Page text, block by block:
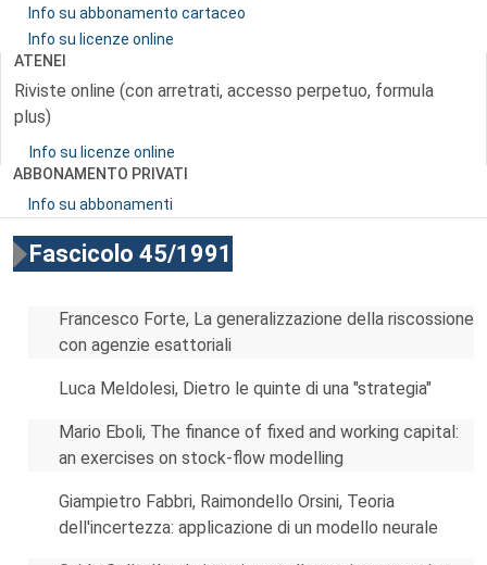
Info su abbonamento cartaceo
Info su licenze online
ATENEI
Riviste online (con arretrati, accesso perpetuo, formula
plus)
Info su licenze online
ABBONAMENTO PRIVATI
Info su abbonamenti
Fascicolo 45/1991
Francesco Forte, La generalizzazione della riscossione
con agenzie esattoriali
Luca Meldolesi, Dietro le quinte di una "strategia"
Mario Eboli, The finance of fixed and working capital:
an exercises on stock-flow modelling
Giampietro Fabbri, Raimondello Orsini, Teoria
dell'incertezza: applicazione di un modello neurale